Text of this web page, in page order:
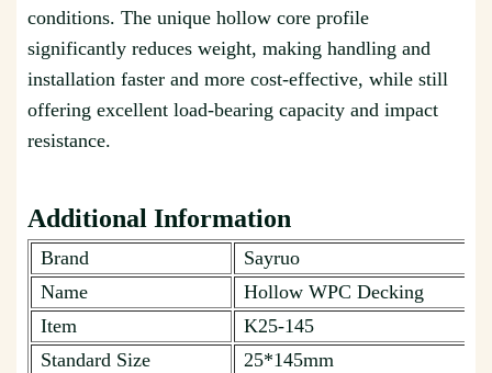
conditions. The unique hollow core profile
significantly reduces weight, making handling and
installation faster and more cost-effective, while still
offering excellent load-bearing capacity and impact
resistance.
Additional Information
Brand
Sayruo
Name
Hollow WPC Decking
Item
K25-145
Standard Size
25*145mm